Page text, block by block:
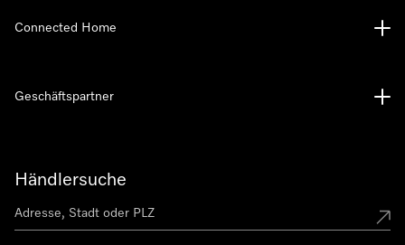
Händlersuche
Connected Home
Geschäftspartner